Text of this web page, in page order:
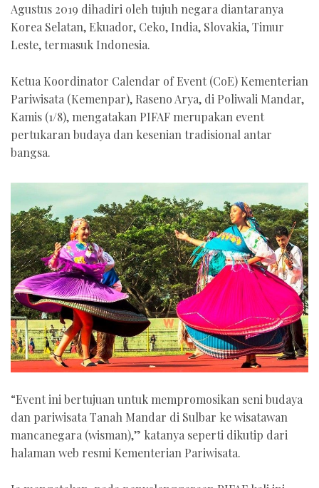
Agustus 2019 dihadiri oleh tujuh negara diantaranya
Korea Selatan, Ekuador, Ceko, India, Slovakia, Timur
Leste, termasuk Indonesia.
Ketua Koordinator Calendar of Event (CoE) Kementerian
Pariwisata (Kemenpar), Raseno Arya, di Poliwali Mandar,
Kamis (1/8), mengatakan PIFAF merupakan event
pertukaran budaya dan kesenian tradisional antar
bangsa.
“Event ini bertujuan untuk mempromosikan seni budaya
dan pariwisata Tanah Mandar di Sulbar ke wisatawan
mancanegara (wisman),” katanya seperti dikutip dari
halaman web resmi Kementerian Pariwisata.